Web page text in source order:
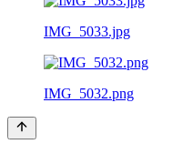
IMG_5033.jpg
IMG_5032.png